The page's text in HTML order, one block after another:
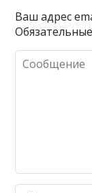
Ваш адрес